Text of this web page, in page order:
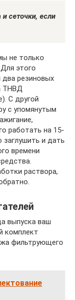
сеточки, если
не только
этого
два резиновых
ТНВД
С другой
с упомянутым
работать на 15-
заглушить и дать
времени
раствора,
выпуска ваш
комплект
фильтрующего